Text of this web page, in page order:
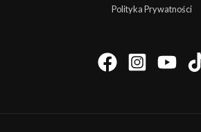
Polityka Prywatności